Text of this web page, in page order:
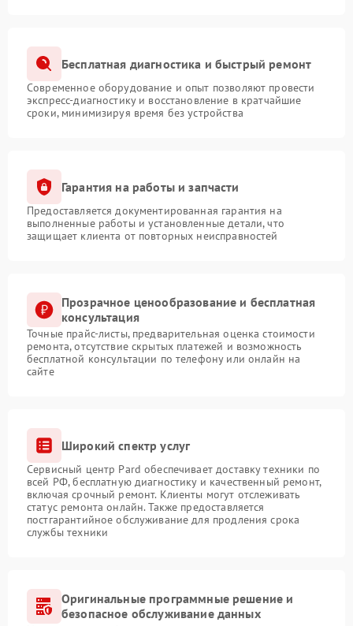
Бесплатная диагностика и быстрый ремонт
Современное оборудование и опыт позволяют провести
экспресс-диагностику и восстановление в кратчайшие
сроки, минимизируя время без устройства
Гарантия на работы и запчасти
Предоставляется документированная гарантия на
выполненные работы и установленные детали, что
защищает клиента от повторных неисправностей
Прозрачное ценообразование и бесплатная
консультация
Точные прайс-листы, предварительная оценка стоимости
ремонта, отсутствие скрытых платежей и возможность
бесплатной консультации по телефону или онлайн на
сайте
Широкий спектр услуг
Сервисный центр Pard обеспечивает доставку техники по
всей РФ, бесплатную диагностику и качественный ремонт,
включая срочный ремонт. Клиенты могут отслеживать
статус ремонта онлайн. Также предоставляется
постгарантийное обслуживание для продления срока
службы техники
Оригинальные программные решение и
безопасное обслуживание данных